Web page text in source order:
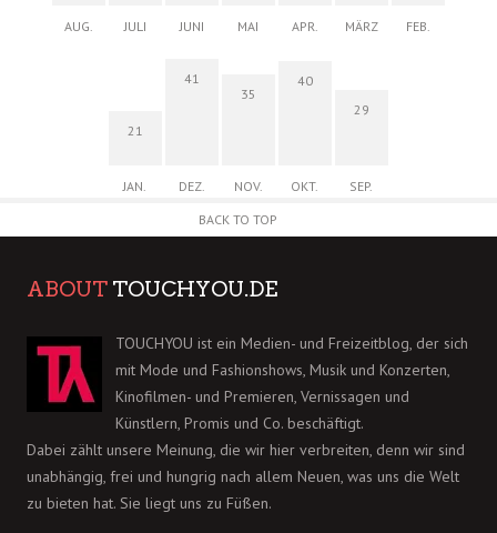
AUG. JULI JUNI MAI APR. MÄRZ FEB.
21
JAN.
41
DEZ.
35
NOV.
40
OKT.
29
SEP.
BACK TO TOP
ABOUT TOUCHYOU.DE
TOUCHYOU ist ein Medien- und Freizeitblog, der sich
mit Mode und Fashionshows, Musik und Konzerten,
Kinofilmen- und Premieren, Vernissagen und
Künstlern, Promis und Co. beschäftigt.
Dabei zählt unsere Meinung, die wir hier verbreiten, denn wir sind
unabhängig, frei und hungrig nach allem Neuen, was uns die Welt
zu bieten hat. Sie liegt uns zu Füßen.